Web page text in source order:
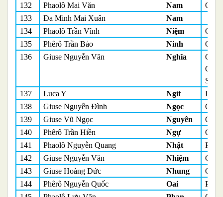
132
Phaolô Mai Văn Nam
133
Đa Minh Mai Xuân
Nam
134
Phaolô Trần Vĩnh Niệm
135
Phêrô Trần Bảo Ninh
136
Giuse Nguyễn Văn Nghĩa
Sơn
137
Luca Y Ngít
Phó
138
Giuse Nguyễn Đình Ngọc
139
Giuse Vũ Ngọc Nguyên
140
Phêrô Trần Hiền Ngự
141
Phaolô Nguyễn Quang Nhật
Phó
142
Giuse Nguyễn Văn Nhiệm
143
Giuse Hoàng Đức Nhung
144
Phêrô Nguyễn Quốc Oai
Phó